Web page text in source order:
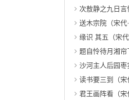
次敖静之九日言
送木宗院（宋代·
缘识 其五（宋代
题自怜待月湘帘
沙河主人后园枣
读书要三到（宋
君王画阵看（宋